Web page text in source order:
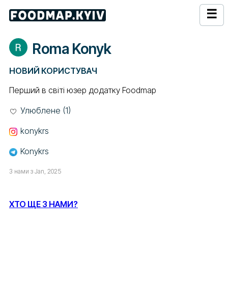
☰
Roma Konyk
НОВИЙ КОРИСТУВАЧ
Перший в світі юзер додатку Foodmap
Улюблене (1)
konykrs
Konykrs
З нами з Jan, 2025
ХТО ЩЕ З НАМИ?